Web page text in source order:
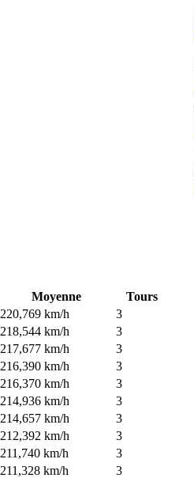
Moyenne
Tours
220,769 km/h
3
218,544 km/h
3
217,677 km/h
3
216,390 km/h
3
216,370 km/h
3
214,936 km/h
3
214,657 km/h
3
212,392 km/h
3
211,740 km/h
3
211,328 km/h
3